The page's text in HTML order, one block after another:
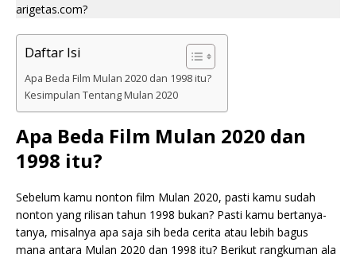
arigetas.com?
Daftar Isi
Apa Beda Film Mulan 2020 dan 1998 itu?
Kesimpulan Tentang Mulan 2020
Apa Beda Film Mulan 2020 dan
1998 itu?
Sebelum kamu nonton film Mulan 2020, pasti kamu sudah
nonton yang rilisan tahun 1998 bukan? Pasti kamu bertanya-
tanya, misalnya apa saja sih beda cerita atau lebih bagus
mana antara Mulan 2020 dan 1998 itu? Berikut rangkuman ala